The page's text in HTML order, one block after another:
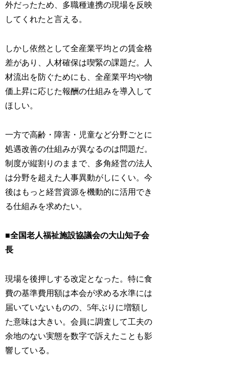
外だったため、多職種連携の現場を反映
してくれたと言える。
しかし依然として全産業平均との賃金格
差があり、人材確保は喫緊の課題だ。人
材流出を防ぐためにも、全産業平均や物
価上昇に応じた報酬の仕組みを導入して
ほしい。
一方で高齢・障害・児童など分野ごとに
処遇改善の仕組みが異なるのは問題だ。
制度が縦割りのままで、多角経営の法人
は分野を超えた人事異動がしにくい。今
後はもっと経営資源を機動的に活用でき
る仕組みを求めたい。
■全国老人福祉施設協議会の大山知子会
長
現場を後押しする改定となった。特に食
費の基準費用額は本会が求める水準には
届いていないものの、5年ぶりに増額し
た意味は大きい。会員に調査して工夫の
余地のない実態を数字で訴えたことも影
響している。